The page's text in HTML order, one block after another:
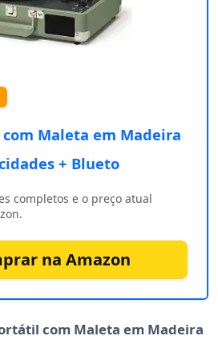
Maleta em Madeira
+ Blueto
completos e o preço atual
na Amazon
com Maleta em Madeira